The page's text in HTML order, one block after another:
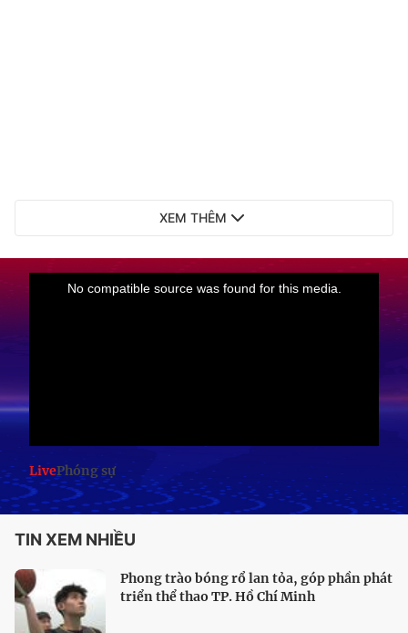
XEM THÊM
LivePhóng sự
TIN XEM NHIỀU
Phong trào bóng rổ lan tỏa, góp phần phát
triển thể thao TP. Hồ Chí Minh